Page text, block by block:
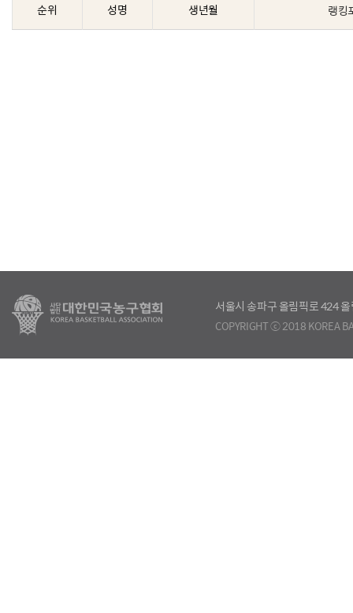
순위 성명 생년월 랭킹
서울시 송파구 올림픽로 424
COPYRIGHT ⓒ 2018 KOREA